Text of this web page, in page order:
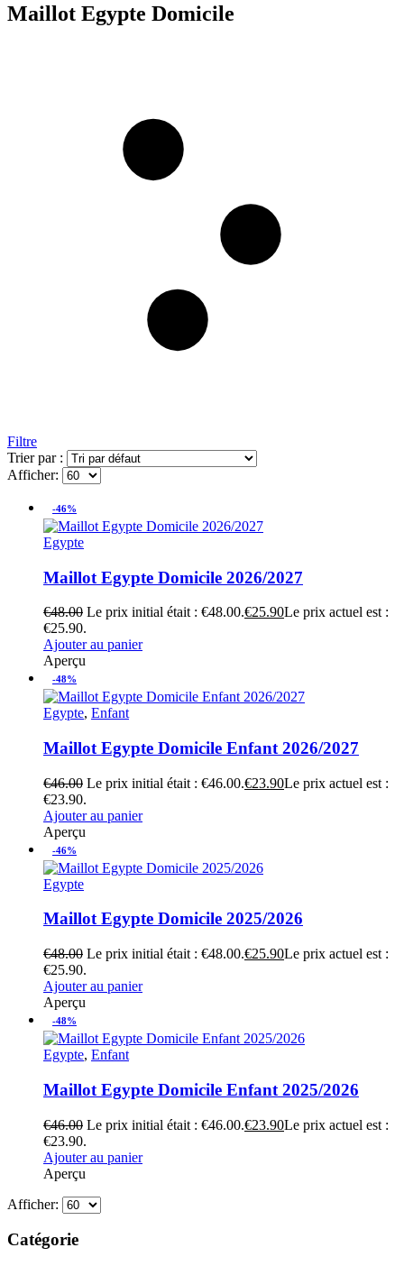
Maillot Egypte Domicile
Filtre
Trier par :
Afficher:
-46%
Egypte
Maillot Egypte Domicile 2026/2027
€48.00 Le prix initial était : €48.00.€25.90Le prix actuel est :
€25.90.
Ajouter au panier
Aperçu
-48%
Egypte, Enfant
Maillot Egypte Domicile Enfant 2026/2027
€46.00 Le prix initial était : €46.00.€23.90Le prix actuel est :
€23.90.
Ajouter au panier
Aperçu
-46%
Egypte
Maillot Egypte Domicile 2025/2026
€48.00 Le prix initial était : €48.00.€25.90Le prix actuel est :
€25.90.
Ajouter au panier
Aperçu
-48%
Egypte, Enfant
Maillot Egypte Domicile Enfant 2025/2026
€46.00 Le prix initial était : €46.00.€23.90Le prix actuel est :
€23.90.
Ajouter au panier
Aperçu
Afficher:
Catégorie